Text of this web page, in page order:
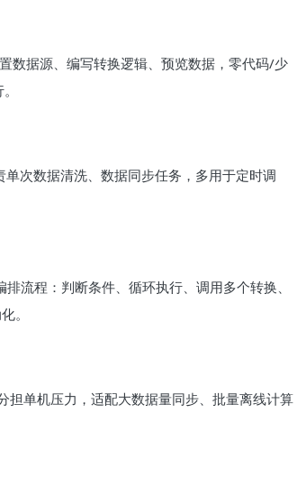
数据源、编写转换逻辑、预览数据，零代码/少
单次数据清洗、数据同步任务，多用于定时调
流程：判断条件、循环执行、调用多个转换、
。
担单机压力，适配大数据量同步、批量离线计算